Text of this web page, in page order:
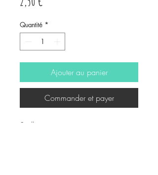
Quantité *
Ajouter au panier
Commander et payer
Spilla